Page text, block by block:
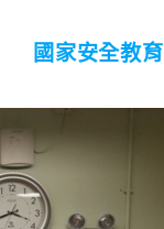
國家安全教育